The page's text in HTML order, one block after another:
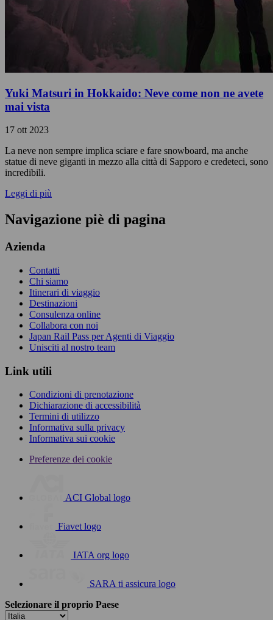
Yuki Matsuri in Hokkaido: Neve come non ne avete
mai vista
17 ott 2023
La neve non sempre implica sciare e fare snowboard, ma anche
statue di neve giganti in mezzo alla città di Sapporo e credeteci, sono
incredibili.
Leggi di più
Navigazione piè di pagina
Azienda
Contatti
Chi siamo
Itinerari di viaggio
Destinazioni
Consulenza online
Collabora con noi
Japan Rail Pass per Agenti di Viaggio
Unisciti al nostro team
Link utili
Condizioni di prenotazione
Dichiarazione di accessibilità
Termini di utilizzo
Informativa sulla privacy
Informativa sui cookie
Preferenze dei cookie
ACI Global logo
Fiavet logo
IATA org logo
SARA ti assicura logo
Selezionare il proprio Paese